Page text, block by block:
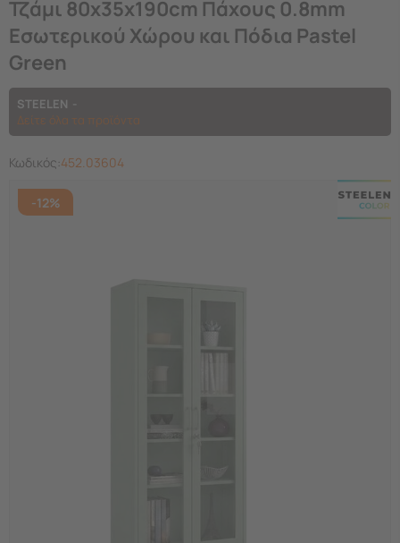
-12%
Τζάμι 80x35x190cm Πάχους 0.8mm
Εσωτερικού Χώρου και Πόδια Pastel
Green
STEELEN
Δείτε όλα τα προϊόντα
Κωδικός:452.03604